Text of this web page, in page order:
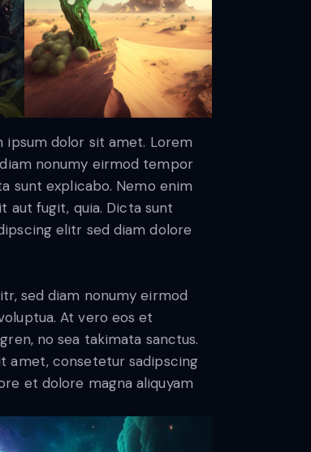
dolor sit amet. Lorem
nonumy eirmod tempor
sunt explicabo. Nemo enim
aut fugit, quia. Dicta sunt
elitr sed diam dolore
sed diam nonumy eirmod
At vero eos et
no sea takimata sanctus.
amet, consetetur sadipscing
et dolore magna aliquyam